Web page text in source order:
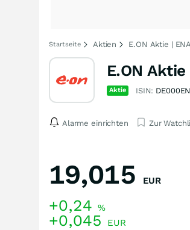
Startseite Aktien E.ON Aktie |
E.ON Aktie
Aktie ISIN:
Alarme einrichten Zur
19,015 EUR
+0,24 %
+0,045 EUR